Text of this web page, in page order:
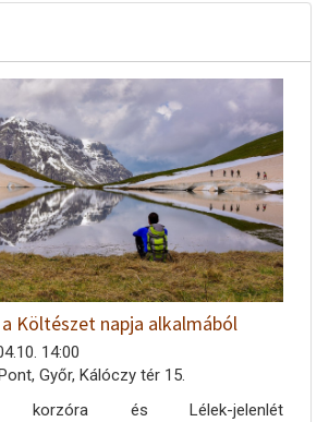
Költészet napja alkalmából
14:00
Győr, Kálóczy tér 15.
korzóra és Lélek-jelenlét